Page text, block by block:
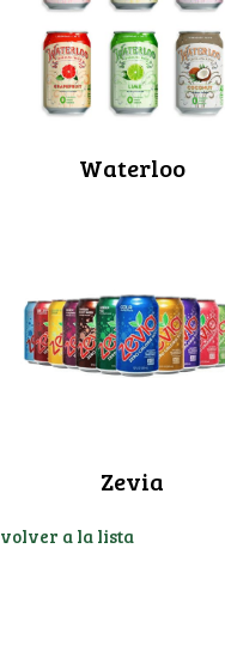
Waterloo
Zevia
volver a la lista